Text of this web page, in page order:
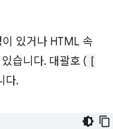
있거나 HTML 속
습니다. 대괄호 ( [
다.